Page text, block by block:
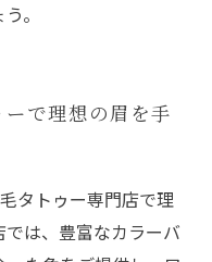
。
で理想の眉を手
タトゥー専門店で理
は、豊富なカラーバ